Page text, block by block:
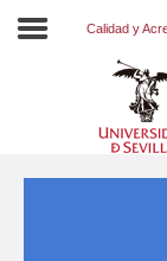
Calidad y